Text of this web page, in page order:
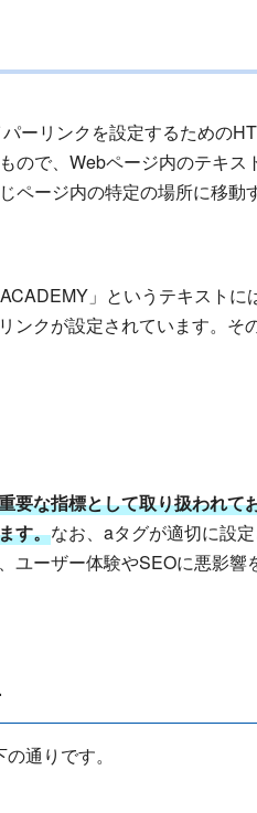
ーリンクを設定するための
ので、Webページ内のテキス
ページ内の特定の場所に移動
」というテキストに
ンクが設定されています。そ
要な指標として取り扱われて
す。なお、aタグが適切に設
ユーザー体験やSEOに悪影響
通りです。